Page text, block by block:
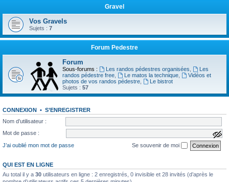
Gravel
Vos Gravels
Sujets : 7
Forum Pedestre
Forum
Sous-forums : Les randos pédestres organisées
Les
randos pédestre free
Le matos la technique,
Vidéos et
photos de vos randos pédestre
Le bistrot
Sujets : 57
CONNEXION • S’ENREGISTRER
Nom d’utilisateur :
Mot de passe :
a
f
f
h
J’ai oublié mon mot de passe Se souvenir de moi
QUI EST EN LIGNE
Au total il y a 30 utilisateurs en ligne : 2 enregistrés, 0 invisible et 28 invités (d’après le